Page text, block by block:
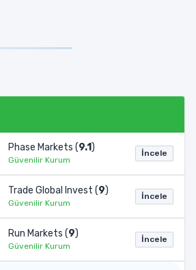
Phase Markets (9.1)
Güvenilir Kurum
İncele
Trade Global Invest (9)
Güvenilir Kurum
İncele
Run Markets (9)
Güvenilir Kurum
İncele